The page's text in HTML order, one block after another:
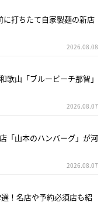
打ちたて自家製麺の新店
2026.08.08
歌山「ブルービーチ那智」
2026.08.07
「山本のハンバーグ」が河
2026.08.07
！名店や予約必須店も紹